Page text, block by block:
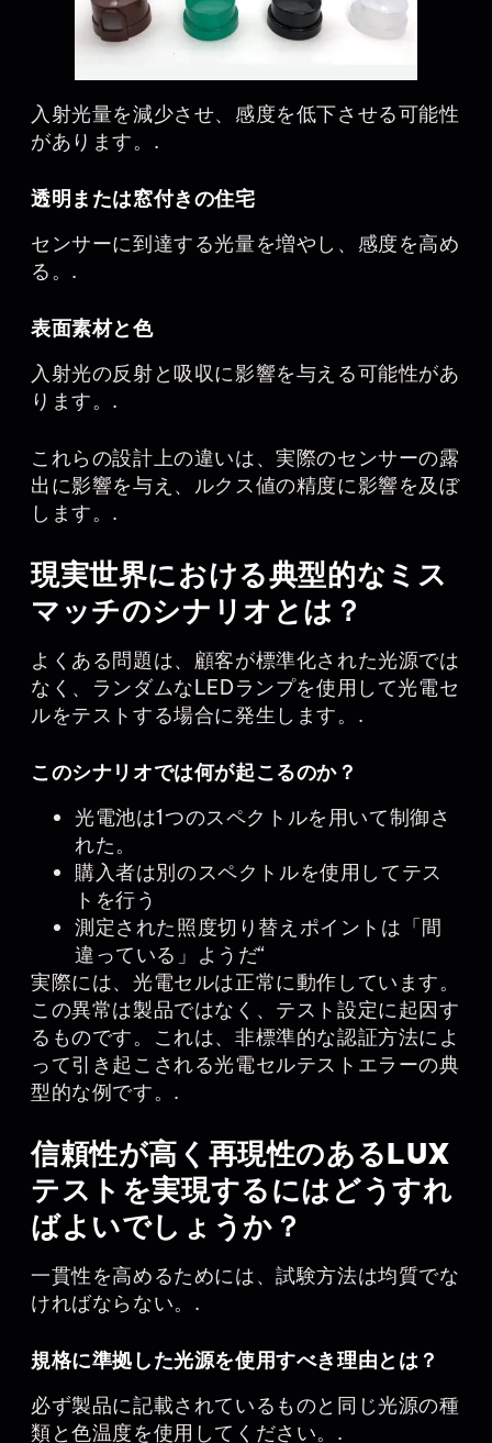
入射光量を減少させ、感度を低下させる可能性
があります。.
透明または窓付きの住宅
センサーに到達する光量を増やし、感度を高め
る。.
表面素材と色
入射光の反射と吸収に影響を与える可能性があ
ります。.
これらの設計上の違いは、実際のセンサーの露
出に影響を与え、ルクス値の精度に影響を及ぼ
します。.
現実世界における典型的なミス
マッチのシナリオとは？
よくある問題は、顧客が標準化された光源では
なく、ランダムなLEDランプを使用して光電セ
ルをテストする場合に発生します。.
このシナリオでは何が起こるのか？
光電池は1つのスペクトルを用いて制御さ
れた。
購入者は別のスペクトルを使用してテス
トを行う
測定された照度切り替えポイントは「間
違っている」ようだ“
実際には、光電セルは正常に動作しています。
この異常は製品ではなく、テスト設定に起因す
るものです。これは、非標準的な認証方法によ
って引き起こされる光電セルテストエラーの典
型的な例です。.
信頼性が高く再現性のあるLUX
テストを実現するにはどうすれ
ばよいでしょうか？
一貫性を高めるためには、試験方法は均質でな
ければならない。.
規格に準拠した光源を使用すべき理由とは？
必ず製品に記載されているものと同じ光源の種
類と色温度を使用してください。.